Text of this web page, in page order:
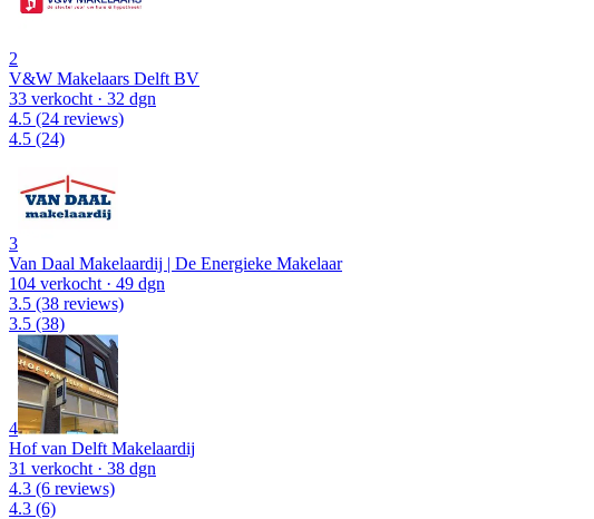
2
V&W Makelaars Delft BV
33 verkocht · 32 dgn
4.5 (24 reviews)
4.5 (24)
3
Van Daal Makelaardij | De Energieke Makelaar
104 verkocht · 49 dgn
3.5 (38 reviews)
3.5 (38)
4
Hof van Delft Makelaardij
31 verkocht · 38 dgn
4.3 (6 reviews)
4.3 (6)